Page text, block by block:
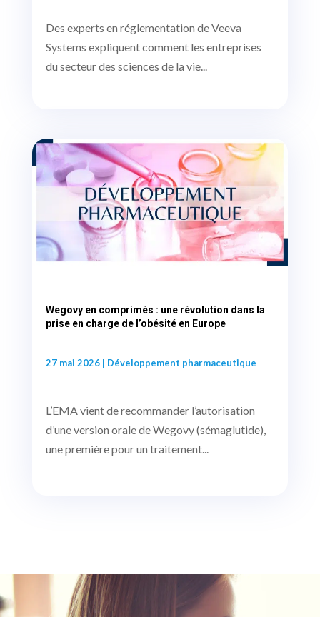
Des experts en réglementation de Veeva
Systems expliquent comment les entreprises
du secteur des sciences de la vie...
Wegovy en comprimés : une révolution dans la
prise en charge de l’obésité en Europe
27 mai 2026| Développement pharmaceutique
L’EMA vient de recommander l’autorisation
d’une version orale de Wegovy (sémaglutide),
une première pour un traitement...